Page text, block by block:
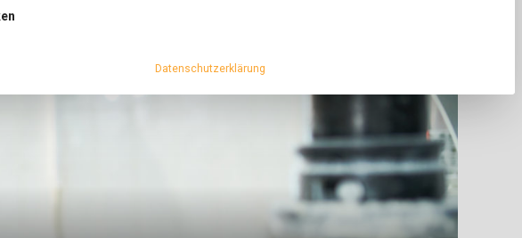
Gruppe ist essenziell und kann nicht abgewählt werden.
Datenschutzerklärung